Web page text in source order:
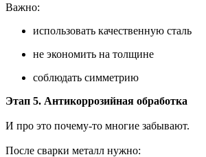
Важно:
использовать качественную сталь
не экономить на толщине
соблюдать симметрию
Этап 5. Антикоррозийная обработка
И про это почему-то многие забывают.
После сварки металл нужно: